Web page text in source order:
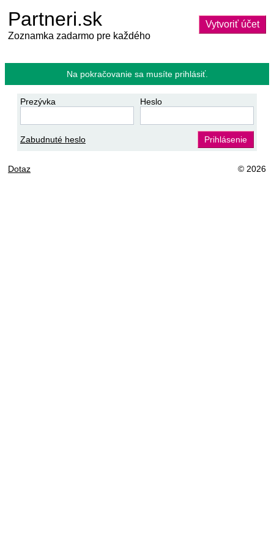
Partneri.sk
Zoznamka zadarmo pre každého
Vytvoriť účet
Na pokračovanie sa musíte prihlásiť.
Prezývka Heslo
Zabudnuté heslo Prihlásenie
Dotaz © 2026